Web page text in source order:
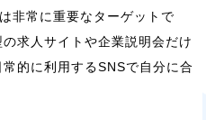
非常に重要なターゲットで
求人サイトや企業説明会だけ
的に利用するSNSで自分に合